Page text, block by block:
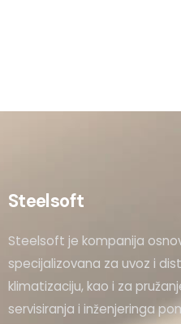
Steelsoft
Steelsoft je kompanija
specijalizovana za uvoz i
klimatizaciju, kao i za
servisiranja i inženjeringa